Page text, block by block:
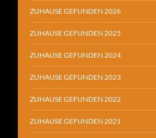
ZUHAUSE GEFUNDEN 2026
ZUHAUSE GEFUNDEN 2025
ZUHAUSE GEFUNDEN 2024
ZUHAUSE GEFUNDEN 2023
ZUHAUSE GEFUNDEN 2022
ZUHAUSE GEFUNDEN 2021